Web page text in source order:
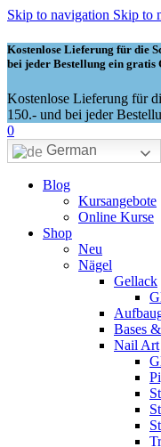
Skip to navigation Skip to
Kostenlose Lieferung für die
bei jeder Bestellung ein gratis
Kostenlose Lieferung für
150.- und bei jeder
0
German
Blog
Kursangebote
Online Kurse
Shop
Neu
Nägel
Gellack
Bases
Nail Art